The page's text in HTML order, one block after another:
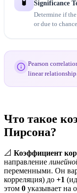
Significance
Determine if
or due to
Pearson
linear
Что такое
Пирсона?
📐 Коэффициент
направление
переменными. Он
корреляция) до +1
этом 0 указывает на